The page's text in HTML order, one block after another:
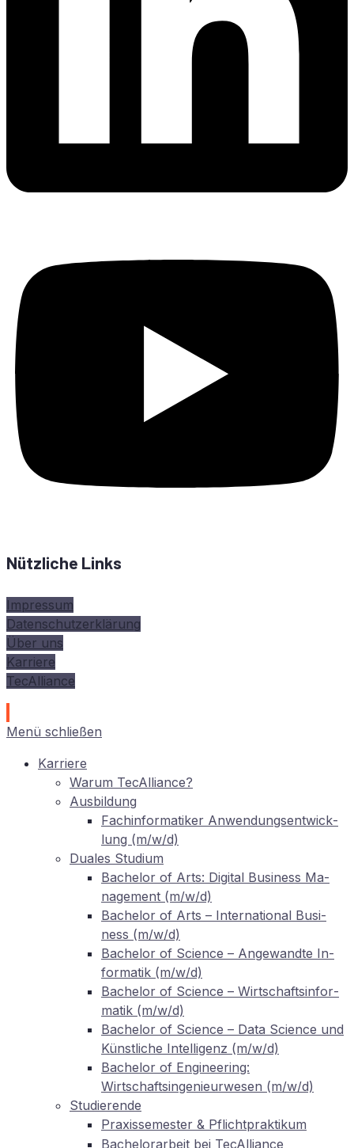
Nützliche Links
Impressum
Datenschutzerklärung
Über uns
Karriere
TecAlliance
Menü schließen
Kar­rie­re
War­um TecAlliance?
Aus­bil­dung
Fach­in­for­ma­ti­ker An­wen­dungs­ent­wick­
lung (m/w/d)
Dua­les Studium
Ba­che­lor of Arts: Di­gi­tal Busi­ness Ma­
nage­ment (m/w/d)
Ba­che­lor of Arts – In­ter­na­tio­nal Busi­
ness (m/w/d)
Ba­che­lor of Sci­ence – An­ge­wand­te In­
for­ma­tik (m/w/d)
Ba­che­lor of Sci­ence – Wirt­schafts­in­for­
ma­tik (m/w/d)
Ba­che­lor of Sci­ence – Data Sci­ence und
Künst­li­che In­tel­li­genz (m/w/d)
Ba­che­lor of En­gi­nee­ring:
Wirtschaftsingenieurwesen (m/w/d)
Stu­die­ren­de
Pra­xis­se­mes­ter & Pflichtpraktikum
Ba­che­lor­ar­beit bei TecAlliance